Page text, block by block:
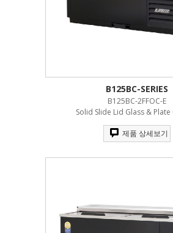
B125BC-SERIES
B125BC-2FFOC-E
Solid Slide Lid Glass &
제품 상세보기